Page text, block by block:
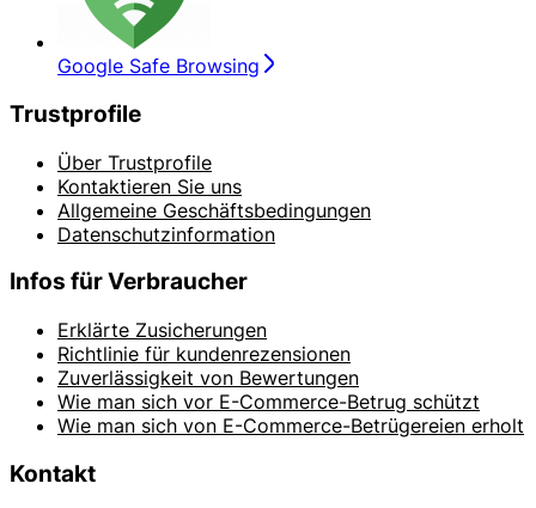
Google Safe Browsing
Trustprofile
Über Trustprofile
Kontaktieren Sie uns
Allgemeine Geschäftsbedingungen
Datenschutzinformation
Infos für Verbraucher
Erklärte Zusicherungen
Richtlinie für kundenrezensionen
Zuverlässigkeit von Bewertungen
Wie man sich vor E-Commerce-Betrug schützt
Wie man sich von E-Commerce-Betrügereien erholt
Kontakt